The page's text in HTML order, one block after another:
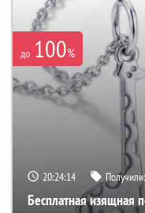
до 100%
20:24:13 Получили:
Бесплатная изящная